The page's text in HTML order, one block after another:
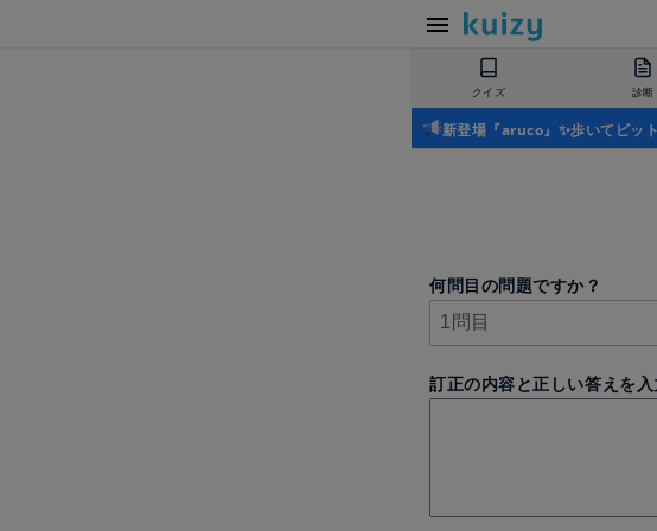
クイズ 診断
新登場『aruco』✨歩いてビッ
何問目の問題ですか？
訂正の内容と正しい答えを入